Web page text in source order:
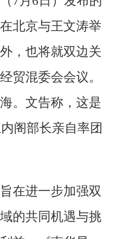
北京与王文涛举
，也将就双边关
贸混委会会议。
。文告称，这是
阁部长亲自率团
在进一步加强双
的共同机遇与挑